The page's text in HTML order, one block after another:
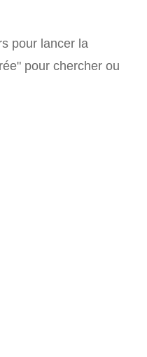
pour lancer la
pour chercher ou